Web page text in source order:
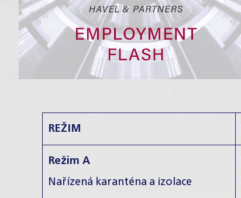
REŽIM
Režim A
Nařízená karanténa a izolace